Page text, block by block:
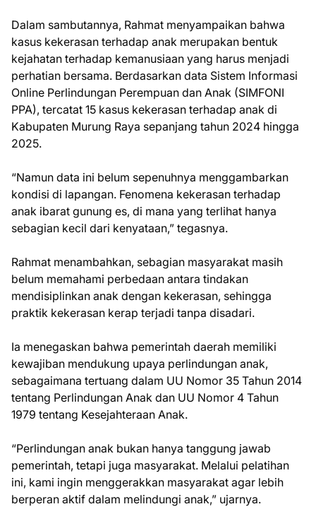
Dalam sambutannya, Rahmat menyampaikan bahwa
kasus kekerasan terhadap anak merupakan bentuk
kejahatan terhadap kemanusiaan yang harus menjadi
perhatian bersama. Berdasarkan data Sistem Informasi
Online Perlindungan Perempuan dan Anak (SIMFONI
PPA), tercatat 15 kasus kekerasan terhadap anak di
Kabupaten Murung Raya sepanjang tahun 2024 hingga
2025.
“Namun data ini belum sepenuhnya menggambarkan
kondisi di lapangan. Fenomena kekerasan terhadap
anak ibarat gunung es, di mana yang terlihat hanya
sebagian kecil dari kenyataan,” tegasnya.
Rahmat menambahkan, sebagian masyarakat masih
belum memahami perbedaan antara tindakan
mendisiplinkan anak dengan kekerasan, sehingga
praktik kekerasan kerap terjadi tanpa disadari.
Ia menegaskan bahwa pemerintah daerah memiliki
kewajiban mendukung upaya perlindungan anak,
sebagaimana tertuang dalam UU Nomor 35 Tahun 2014
tentang Perlindungan Anak dan UU Nomor 4 Tahun
1979 tentang Kesejahteraan Anak.
“Perlindungan anak bukan hanya tanggung jawab
pemerintah, tetapi juga masyarakat. Melalui pelatihan
ini, kami ingin menggerakkan masyarakat agar lebih
berperan aktif dalam melindungi anak,” ujarnya.